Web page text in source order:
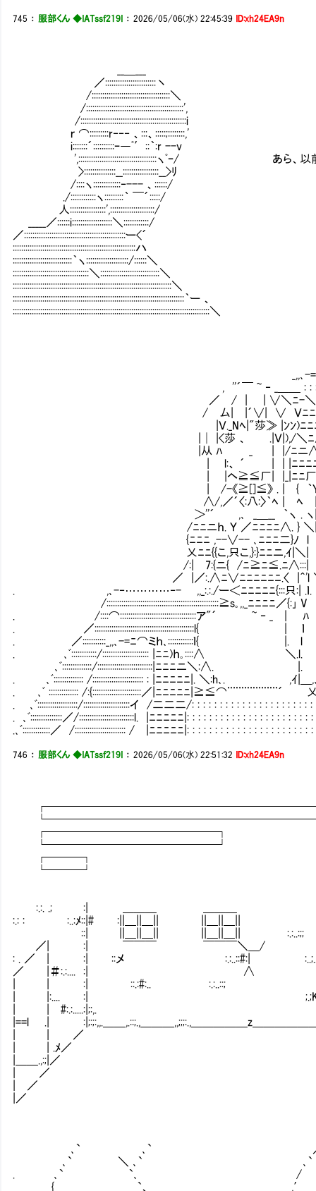
745 ： 服部くん ◆IATssf219I ：2026/05/06(水) 22:45:39 ID:xh24EA9n
／::::::::::::::::::::::::丶
/:::::::::::::::::::::::::::::::::::::＼
/::::::::::::::::::::::::::::::::::::::::::::::',
/::::::::::::::::::::::::::::::::::::::::::::::::::i
ｒ ⌒:::::::::r‐‐‐ 、:::、:::::;::::::::,'
i:::::::´::::::::::ｰ―ﾟ′::｀:r --v
',:::::::::::::::::::::::::::::::::::::ヽﾟｰ/ あら、以前私達に
>:::::::::::::::__:::::::::::::::::__>ﾘ
/::::ヽ:::::::::::::‐--- 、::::::/
./::::::::::::ヽ:::::::::｀ ￣´:::::/
人:::::::::::::::::',:::::::::::::::::::::/
_____／::::::i:::::::::::::::::::＼::::::::::::/
／::::::::::::::::::::::::::::::::::::::::::::::::ー<´
::::::::::::::::::::::::::::::::::::::::::::::::::::::::::ハ
::::::::::::::::::::::::::::｀ヽ::::::::::::::::::::/::::::＼
::::::::::::::::::::::::::::::::::::＼::::::::::::::::::::::::::::＼
:::::::::::::::::::::::::::::::::::::::::::::::::::::::::::::::::::::::::::＼
:::::::::::::::::::::::::::::::::::::::::::::::::::::::::::::::::::::::::::::::::｀ー 、
:::::::::::::::::::::::::::::::::::::::::::::::::::::::::::::::::::::::::::::::::::::::::::::＼
_,,､-=ﾆ⌒￣￣｀`
, ''´￣ ~ ‐ _＿＿ : : : : : : : : : :
／ / | | ∨＼ﾆ-＼: : : : : : : : :
/ 厶| |´∨| ∨ Ｖﾆﾆ＼: : : : : : :
|Ｖ._Nﾍ|"莎≫ |ﾝﾝ)ﾆﾆﾆ/.: : : : : :
|│ |<莎 、 .|Ｖ|),/＼ﾆ∧/ : : : : : : : : : : : : さ
|从 ﾊ _ | |/ﾆニ∧ ∨/.: : : : :
| l:、 ´ | | |ﾆﾆﾆﾆ〉 ∨.: : : : : : : : : : : 私
| |ヘ≧≦厂| |_|ﾆﾆ厂. '/: : : :
| /-《≧[]≦》 . | { ｀Ｙ. l: : : : : : : : : : : :
∧/,／´〈:八:〉｀ﾍ | ﾍ | |.: : : :
＞''´ ,､ _＿__ ｀ヽ . ヽ| |.: : : :
/ﾆﾆニｈ. Ｙ ／ﾆﾆﾆﾆ∧. } ＼| |.: : :
{ﾆﾆﾆ ,--∨-- ､ﾆﾆﾆ二}ﾉ l ∨ .!: : : :
乂ﾆﾆ{{こ,只こ,}:}ﾆﾆニ,ｲ|＼| | '/: :
/:| 7:{ニ{ /ﾆ≧ﾆ≦.ﾆ∧:::| | '/: : :
／ |／:.∧ﾆ∨ﾆﾆﾆﾆﾆﾆ.〈 |＾'l ＼. V/
. ,､-‐…………‐- ,,_:.:./ー＜ﾆﾆﾆﾆﾆ{:::只:| .ｌ.
/:::::::::::::::::::::::::::::::::::::::::::::::::::::≧s｡,,_ﾆﾆﾆﾆ／{:｣
. /::::⌒::::::::::::::::::::::::::::::::::::ア"´ ~ ‐ _ | ﾊ
. ／:::::::::::::::::::::::::::::::::::::::::::::::l{ | ｌ
. ／:::::::::::_,,､-=ﾆ⌒ミｈ､::::::::::::ｌ{ |.
. ､ﾞ::::::::::::/:::::::::::::::::::::: |ﾆﾆ)ｈ｡
､ﾞ::::::::::::::/::::::::::::::::::::::::::|ﾆﾆﾆニ＼
. ､ﾞ:::::::::::::: /:::::::::::::::::::::::: : |ﾆﾆﾆﾆﾆ|. ＼:h､. ,ｲ|＿,､
. ､ﾞ :::::::::::::: /:{:::::::::::::::::::::::／|ﾆﾆﾆﾆﾆ|≧≦⌒¨¨¨¨¨¨¨¨¨´
. ､ﾞ:::::::::::::::::::/::::::::::::::::::::::イ /二二二/: : : : : : : : : : : : : : : : : : : : :
. ､ﾞ:::::::::::::::／/::::::::::::::::::::::::::l. |ﾆﾆﾆﾆﾆ|: : : : : : : : : : : : : : : : : : : : : :
.､ﾞ:::::::::::::／ /:::::::::::::::::::::::: / |ﾆﾆﾆﾆﾆ|: : : : : : : : : : : : : : : : : : : : : :
746 ： 服部くん ◆IATssf219I ：2026/05/06(水) 22:51:32 ID:xh24EA9n
┌───────────────┐
└───────────────┘
┌───┐
└───┘
:.:. .; :| ＿＿＿ ＿＿＿
:.: : :..:ﾒ::|# :||＿||＿|| ||＿||＿||
::| ||＿||＿|| ||＿||＿|| :.:..:;;
／| :| ￣￣￣ ￣￣￣＼＿/
: . ／ | :| ::メ :.:..::#:|
／ |＃:.:.... :| ∧
| | :| ::.:#:.. :.:..::;
| |:.... :|
| | #:.:.....:|;:,.
|==l .| :|;:;:,,.＿＿,.::;.,＿＿＿,,;;;:.,＿＿＿＿＿z＿＿＿＿＿
| | ／
| | .ﾒ／
|＿＿.,:;|／
| ／
| ／
|／
､` ､`
､` ＼ ､` ､
. ､` `､ /
{ `、 ,′